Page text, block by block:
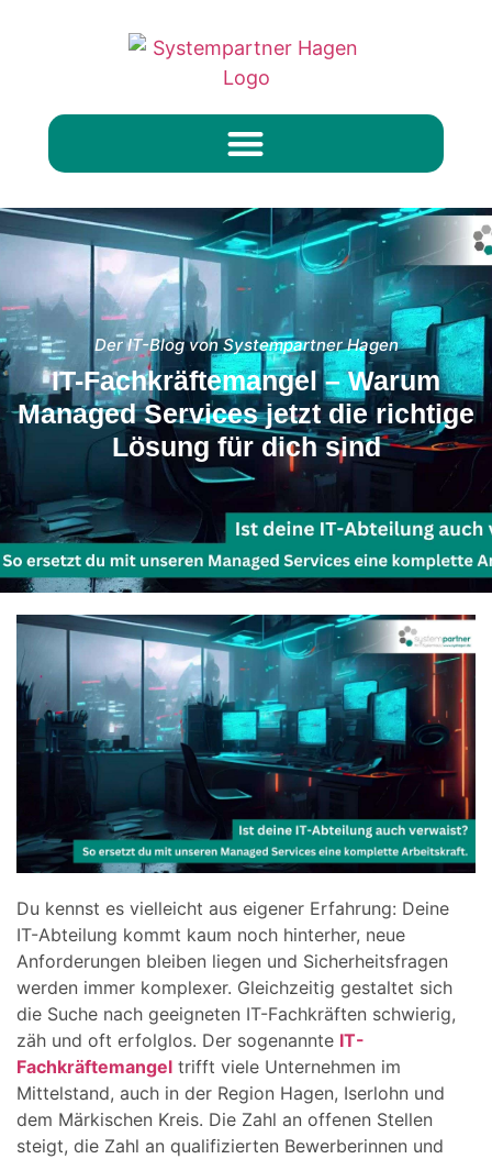
Der IT-Blog von Systempartner Hagen
IT-Fachkräftemangel – Warum
Managed Services jetzt die richtige
Lösung für dich sind
Du kennst es vielleicht aus eigener Erfahrung: Deine
IT-Abteilung kommt kaum noch hinterher, neue
Anforderungen bleiben liegen und Sicherheitsfragen
werden immer komplexer. Gleichzeitig gestaltet sich
die Suche nach geeigneten IT-Fachkräften schwierig,
zäh und oft erfolglos. Der sogenannte IT-
Fachkräftemangel trifft viele Unternehmen im
Mittelstand, auch in der Region Hagen, Iserlohn und
dem Märkischen Kreis. Die Zahl an offenen Stellen
steigt, die Zahl an qualifizierten Bewerberinnen und